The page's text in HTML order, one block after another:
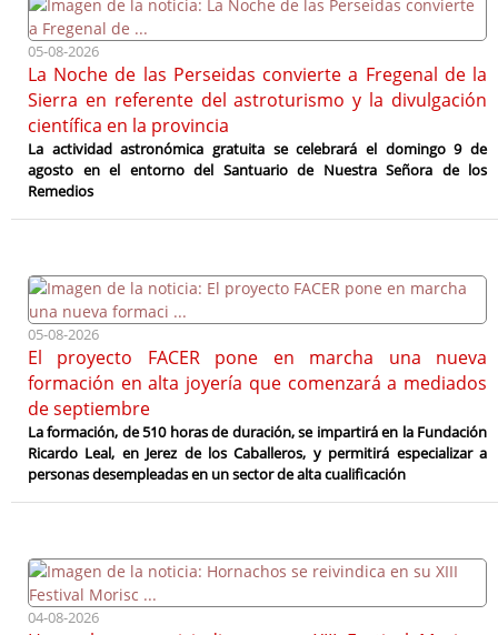
05-08-2026
La Noche de las Perseidas convierte a Fregenal de la
Sierra en referente del astroturismo y la divulgación
científica en la provincia
La actividad astronómica gratuita se celebrará el domingo 9 de
agosto en el entorno del Santuario de Nuestra Señora de los
Remedios
05-08-2026
El proyecto FACER pone en marcha una nueva
formación en alta joyería que comenzará a mediados
de septiembre
La formación, de 510 horas de duración, se impartirá en la Fundación
Ricardo Leal, en Jerez de los Caballeros, y permitirá especializar a
personas desempleadas en un sector de alta cualificación
04-08-2026